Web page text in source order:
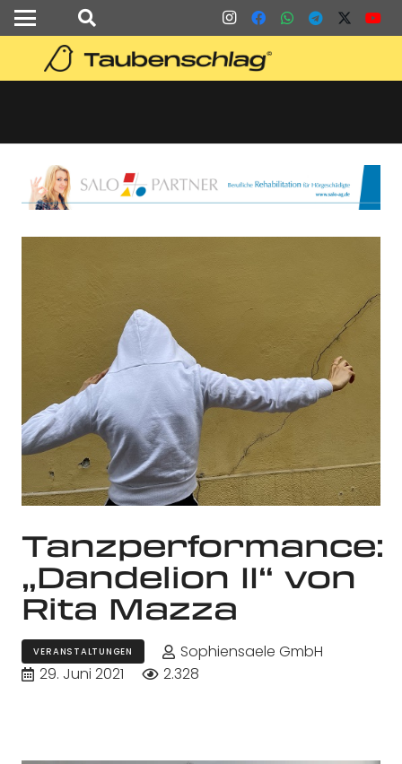
Tanzperformance:
„Dandelion II“ von
Rita Mazza
VERANSTALTUNGEN
Sophiensaele GmbH
29. Juni 2021
2.328